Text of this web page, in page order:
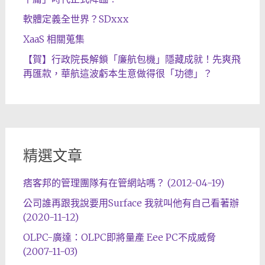
軟體定義全世界？SDxxx
XaaS 相關蒐集
【賀】行政院長解鎖「廉航包機」隱藏成就！先爽飛
再匯款，華航這波虧本生意做得很「功德」？
精選文章
痞客邦的管理團隊有在管網站嗎？ (2012-04-19)
公司誰再跟我說要用Surface 我就叫他有自己看著辦
(2020-11-12)
OLPC-廣達：OLPC即將量產 Eee PC不成威脅
(2007-11-03)